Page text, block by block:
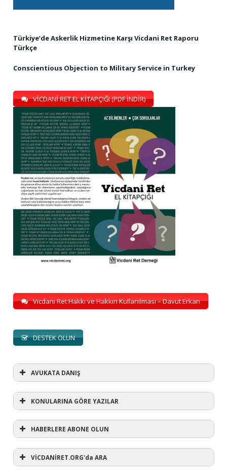
Türkiye’de Askerlik Hizmetine Karşı Vicdani Ret Raporu
Türkçe
Conscientious Objection to Military Service in Turkey
VİCDANİ RET EL KİTAPÇIĞI (PDF İNDİR)
Vicdani Ret Hakkı ve Hakkın Kullanılması – Davut Erkan
DESTEK OLUN
AVUKATA DANIŞ
AVUKATA DANIŞ
KONULARINA GÖRE YAZILAR
KONULARINA GÖRE YAZILAR
HABERLERE ABONE OLUN
VİCDANİRET.ORG'da ARA